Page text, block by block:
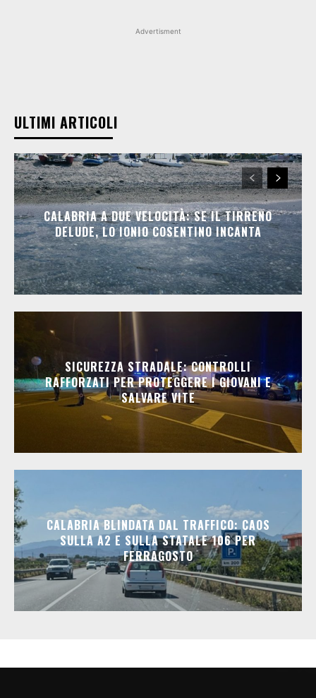
Advertisment
ULTIMI ARTICOLI
CALABRIA A DUE VELOCITÀ: SE IL TIRRENO
DELUDE, LO IONIO COSENTINO INCANTA
SICUREZZA STRADALE: CONTROLLI
RAFFORZATI PER PROTEGGERE I GIOVANI E
SALVARE VITE
CALABRIA BLINDATA DAL TRAFFICO: CAOS
SULLA A2 E SULLA STATALE 106 PER
FERRAGOSTO